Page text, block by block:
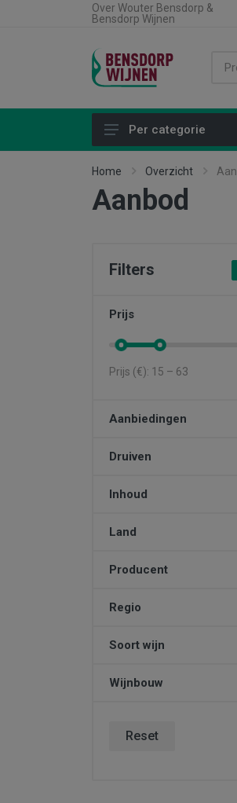
Over Wouter Bensdorp &
Bensdorp Wijnen
Alle producten
Land
Type product
Per categorie
Home Overzicht
Aanbod
Filters
Prijs
Prijs (€): 15 – 63
Aanbiedingen
Druiven
Inhoud
Land
Producent
Regio
Soort wijn
Wijnbouw
Reset